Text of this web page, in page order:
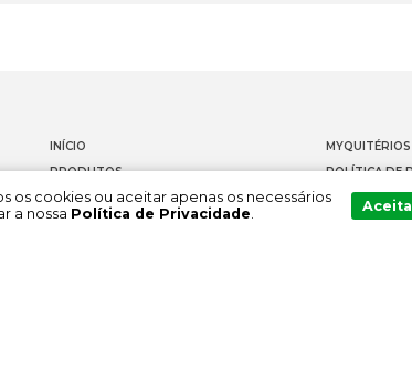
INÍCIO
PRODUTOS
DOCUMENTAÇÃO
SOBRE NÓS
MYQUITÉRIOS
POLÍTICA DE
CONTACTOS
CANAL DE
os cookies ou aceitar apenas os necessários
a nossa Política de Privacidade.